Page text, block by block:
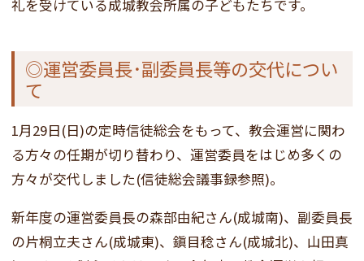
礼を受けている成城教会所属の子どもたちです。
◎運営委員長･副委員長等の交代につい
て
1月29日(日)の定時信徒総会をもって、教会運営に関わ
る方々の任期が切り替わり、運営委員をはじめ多くの
方々が交代しました(信徒総会議事録参照)。
新年度の運営委員長の森部由紀さん(成城南)、副委員長
の片桐立夫さん(成城東)、鎭目稔さん(成城北)、山田真